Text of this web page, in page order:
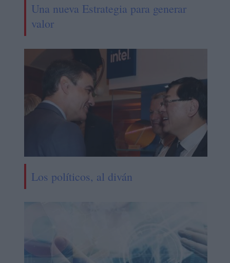
Una nueva Estrategia para generar
valor
Los políticos, al diván